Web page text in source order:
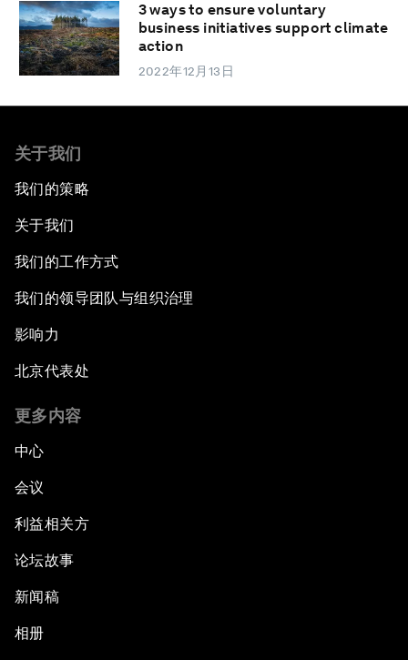
3 ways to ensure voluntary
business initiatives support climate
action
2022年12月13日
关于我们
我们的策略
关于我们
我们的工作方式
我们的领导团队与组织治理
影响力
北京代表处
更多内容
中心
会议
利益相关方
论坛故事
新闻稿
相册